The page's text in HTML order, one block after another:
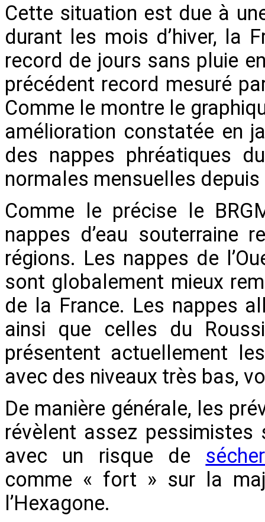
Cette situation est due à
durant les mois d’hiver, la
record de jours sans pluie
précédent record mesuré
Comme le montre le
amélioration constatée en
des nappes phréatiques
normales mensuelles depuis
Comme le précise le
nappes d’eau souterraine
régions. Les nappes de
sont globalement mieux
de la France. Les nappes
ainsi que celles du
présentent actuellement
avec des niveaux très bas,
De manière générale, les
révèlent assez pessimistes
avec un risque de
comme « fort » sur la
l’Hexagone.